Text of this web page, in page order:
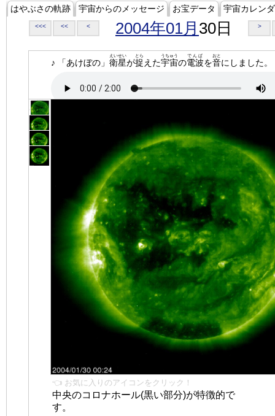
はやぶさの軌跡 宇宙からのメッセージ お宝データ 宇宙カレン
<<< << < 2004年01月 30日 >
♪ 「あけぼの」 衛星
えいせい
が捉
とら
えた宇宙
うちゅう
の電波
でんぱ
を音
おと
にしました。
👈 お気に入りのアイコンをクリック！
中央のコロナホール(黒い部分)が特徴的で
す。